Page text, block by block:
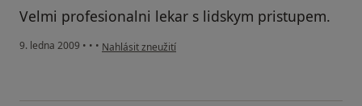
Velmi profesionalni lekar s lidskym pristupem.
9. ledna 2009 • • • podle názoru uživatele Machovcovi
Nahlásit zneužití